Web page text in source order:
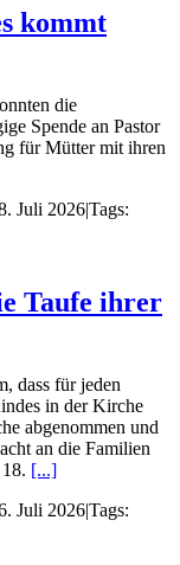
kommt
die
Spende an Pastor
für Mütter mit ihren
Juli 2026|Tags:
Taufe ihrer
dass für jeden
in der Kirche
abgenommen und
an die Familien
[...]
Juli 2026|Tags: